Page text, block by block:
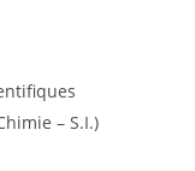
– S.I.)